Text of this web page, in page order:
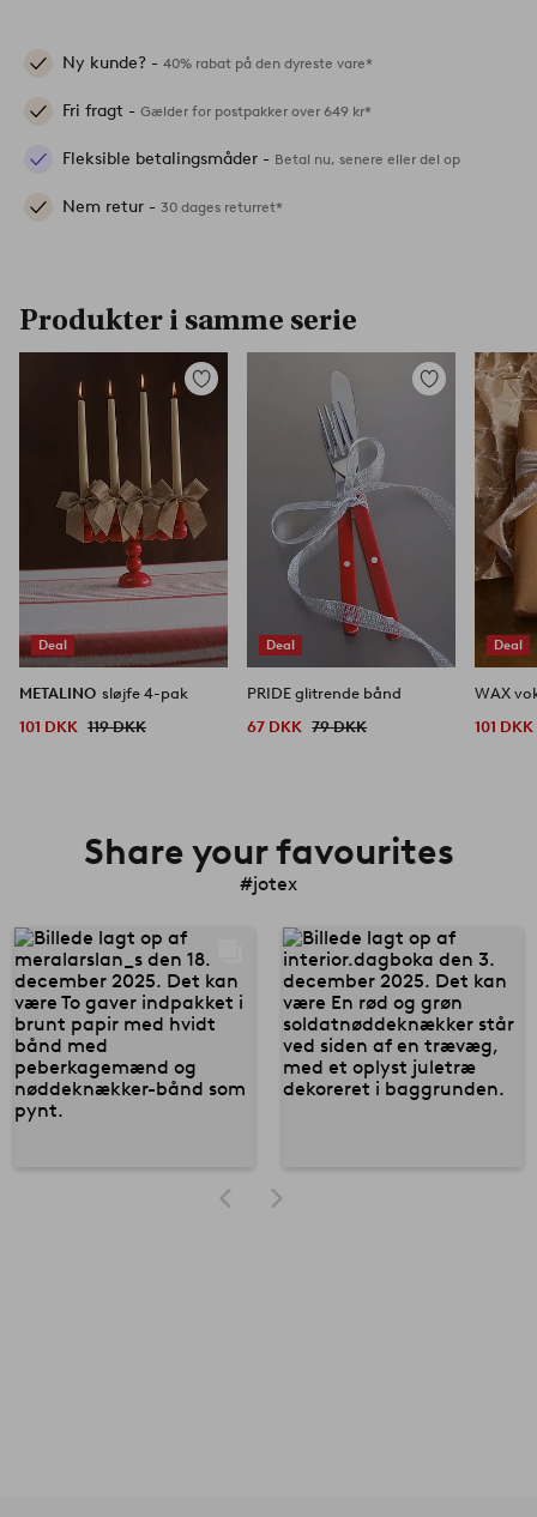
Ny kunde? - 40% rabat på den dyreste vare*
Fri fragt - Gælder for postpakker over 649 kr*
Fleksible betalingsmåder - Betal nu, senere eller del op
Nem retur - 30 dages returret*
Produkter i samme serie
Deal
Tilføj
METALINO sløjfe 4-pak
101 DKK 119 DKK
Deal
Tilføj
favoritter
PRIDE glitrende bånd
67 DKK 79 DKK
Deal
WAX
101 DKK
Share your favourites
#jotex